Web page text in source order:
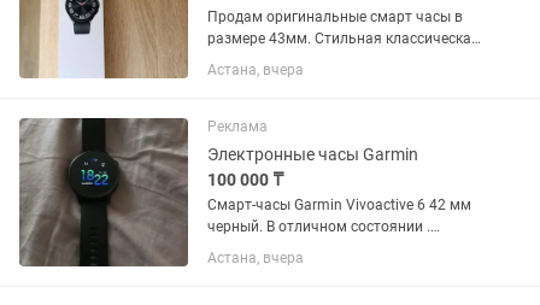
Продам оригинальные смарт часы в
размере 43мм. Стильная классическая
модель с вращающимся безелем.
Состояние идеальное. Экран часов без
безель крутится мягко и чётко....
Астана, вчера
Реклама
Электронные часы Garmin
100 000 ₸
Смарт-часы Garmin Vivoactive 6 42 мм
черный. В отличном состоянии .
Продажа в связи с ненадобностью .
Писать на
Астана, вчера